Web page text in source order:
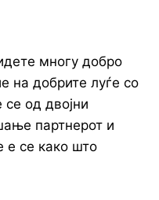
многу добро
на добрите луѓе со
од двојни
партнерот и
е се како што